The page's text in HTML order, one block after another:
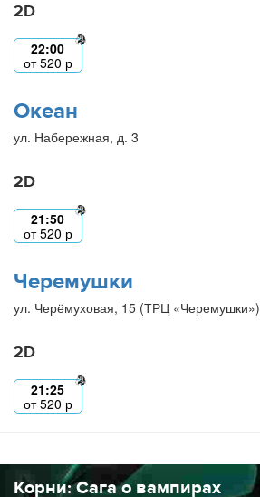
2D
22:00
от520 р
Океан
ул. Набережная, д. 3
2D
21:50
от520 р
Черемушки
ул. Черёмуховая, 15 (ТРЦ «Черемушки»)
2D
21:25
от520 р
Корни: Сага о вампирах